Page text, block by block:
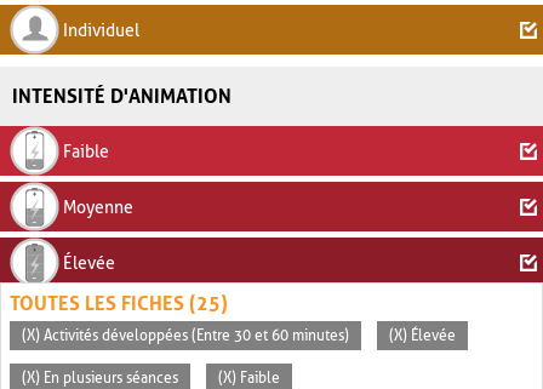
Individuel
INTENSITÉ D'ANIMATION
Faible
Moyenne
Élevée
TOUTES LES FICHES (25)
(X) Activités développées (Entre 30 et 60 minutes) (X) Élevée
(X) En plusieurs séances (X) Faible